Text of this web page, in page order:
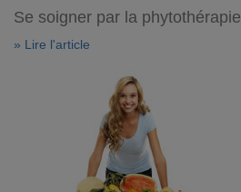
Se soigner par la phytothérapie
» Lire l'article